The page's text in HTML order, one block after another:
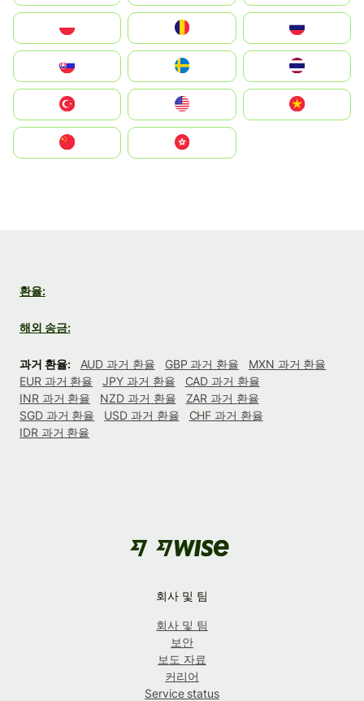
United States
中國香港特別行政區
환율:
해외 송금:
과거 환율: AUD 과거 환율 GBP 과거 환율
MXN 과거 환율
EUR 과거 환율
JPY 과거 환율
CAD 과거 환율
INR 과거 환율
NZD 과거 환율
ZAR 과거 환율
SGD 과거 환율
USD 과거 환율
CHF 과거 환율
IDR 과거 환율
회사 및 팀
회사 및 팀
보안
보도 자료
커리어
Service status